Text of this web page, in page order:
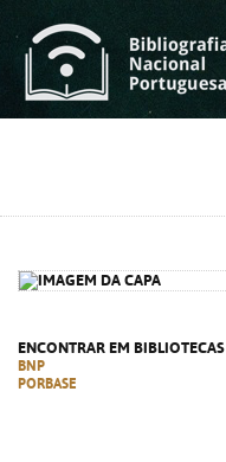
ENCONTRAR EM BIBLIOTECAS
BNP
PORBASE